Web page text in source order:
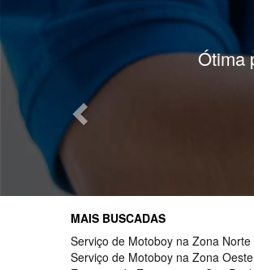
MAIS BUSCADAS
Serviço de Motoboy na Zona Norte
Serviço de Motoboy na Zona Oeste